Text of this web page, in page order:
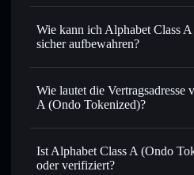
Order-Routing zum
Sende privat– übertrage
öffentlich miteinander zu
Marktkapitalisierung und
Echtzeit
Verwahre sicher– halte
privaten Schlüssel behältst
Solflare-Wallet
(Ondo Tokenized)
Wie kann ich Alphabet Class
sicher aufbewahren?
Alphabet
Solflare
Privacy Aggregator
Wie lautet die Vertragsadresse
A (Ondo Tokenized)?
Ist Alphabet Class A (Ondo
oder verifiziert?